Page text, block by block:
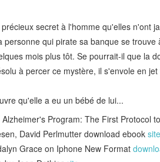
secret à l'homme qu'elles n'ont
qui pirate sa banque se trouve
mois plus tôt. Se pourrait-il que la
à percer ce mystère, il s'envole en
qu'elle a eu un bébé de lui...
Program: The First Protocol
David Perlmutter download ebook site
Grace on Iphone New Format